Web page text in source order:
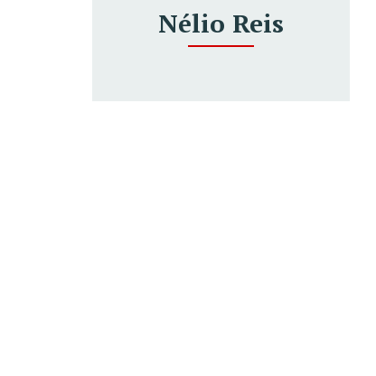
Nélio Reis